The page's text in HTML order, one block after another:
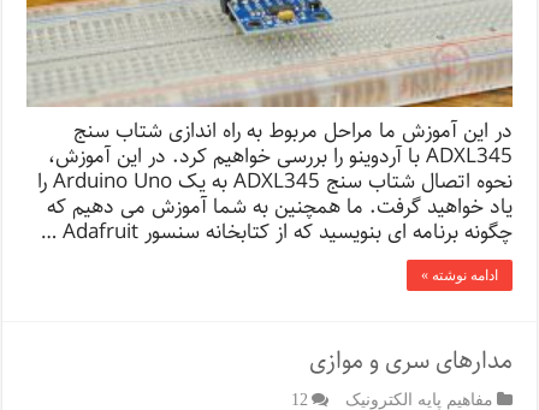
در این آموزش ما مراحل مربوط به راه اندازی شتاب سنج
ADXL345 با آردوینو را بررسی خواهیم کرد. در این آموزش،
نحوه اتصال شتاب سنج ADXL345 به یک Arduino Uno را
یاد خواهید گرفت. ما همچنین به شما آموزش می دهیم که
چگونه برنامه ای بنویسید که از کتابخانه سنسور Adafruit …
ادامه نوشته »
مدارهای سری و موازی
مفاهیم پایه الکترونیک 12